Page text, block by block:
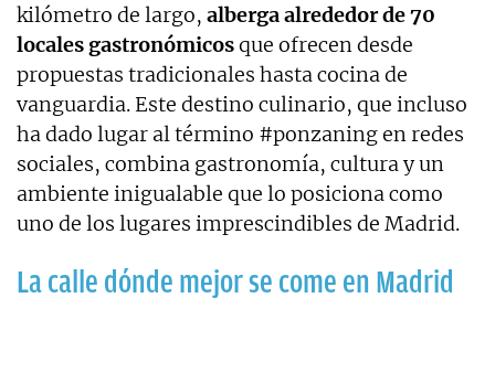
kilómetro de largo, alberga alrededor de 70
locales gastronómicosque ofrecen desde
propuestas tradicionales hasta cocina de
vanguardia. Este destino culinario, que incluso
ha dado lugar al término #ponzaning en redes
sociales, combina gastronomía, cultura y un
ambiente inigualable que lo posiciona como
uno de los lugares imprescindibles de Madrid.
La calle dónde mejor se come en Madrid